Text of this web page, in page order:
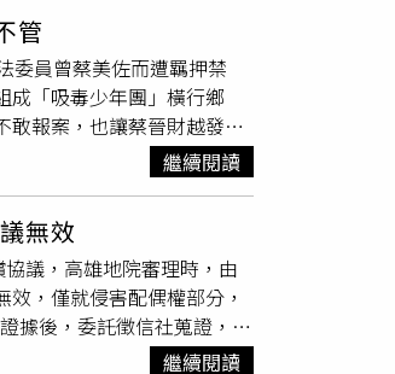
，將他們帶到招待所逼下
罪紀錄卻只有一筆傷害
得到法律制裁。曾蔡美佐
）「被害人報警也沒用，
言恐嚇，要求不得張揚，
牙齒混血吞」，忍下所有的
他。」知情人士提到，蔡
交情可見一斑。根據本刊
蘭佔據麥克風，看似正搖
上則是各式下酒菜，氣氛
賭桌廝殺的畫面更被放上網
如霸王，對一般民眾「想
管
委員曾蔡美佐而遭羈押禁
成「吸毒少年團」橫行鄉
敢報案，也讓蔡晉財越發猖
港鎮民代表會主席（右3）
晉財臉書）據了解，蔡晉
綢，媽媽則是北港鎮民代
出入卻能以保時捷名車代
毒品「豢養」小弟，在當
行人便到招待所內吸毒拉
在地方上「立威」的工
圖／民眾提供）知情人士
繼續閱讀
無效
議，高雄地院審理時，由
，僅就侵害配偶權部分，
據後，委託徵信社蒐證，並
威逼，揚言讓她「在公司混
繼續閱讀